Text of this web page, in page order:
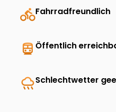
directions_bikeFahrradfreundlich
directions_transit Öffentlich
rainySchlechtwetter